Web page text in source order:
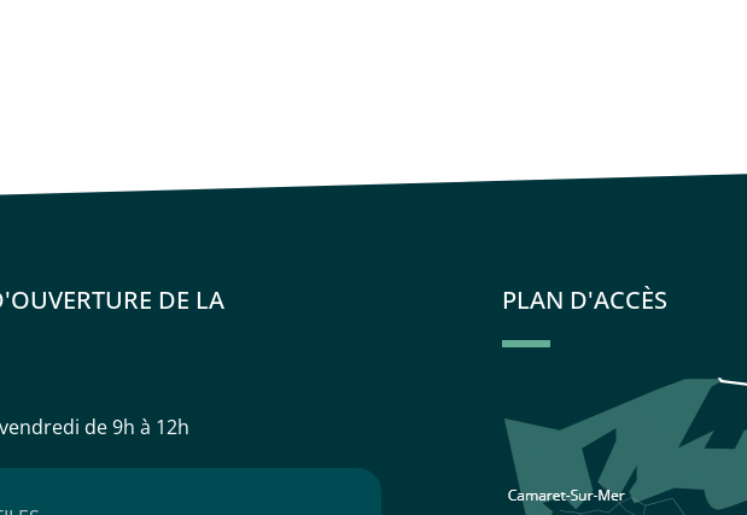
DE LA
de 9h à 12h
PLAN D'ACCÈS